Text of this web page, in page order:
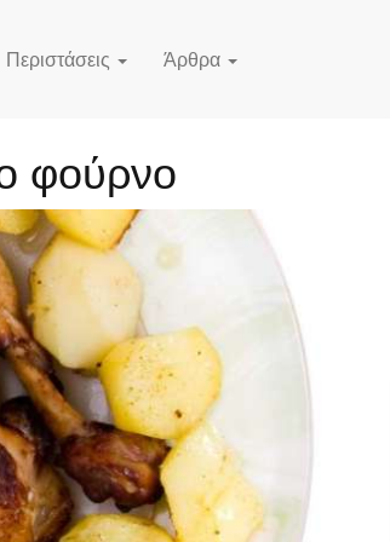
Περιστάσεις Άρθρα
φούρνο